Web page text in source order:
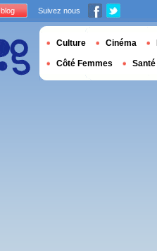
Suivez nous
Culture Cinéma
Côté Femmes Santé